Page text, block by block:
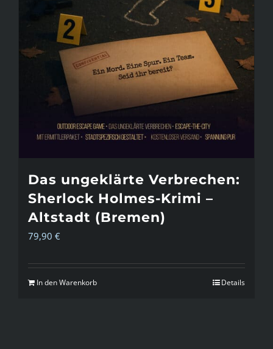
Das ungeklärte Verbrechen:
Sherlock Holmes-Krimi –
Altstadt (Bremen)
79,90 €
In den Warenkorb Details